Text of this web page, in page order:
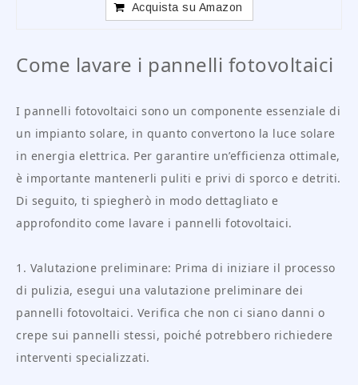
Acquista su Amazon
Come lavare i pannelli fotovoltaici
I pannelli fotovoltaici sono un componente essenziale di
un impianto solare, in quanto convertono la luce solare
in energia elettrica. Per garantire un’efficienza ottimale,
è importante mantenerli puliti e privi di sporco e detriti.
Di seguito, ti spiegherò in modo dettagliato e
approfondito come lavare i pannelli fotovoltaici.
1. Valutazione preliminare: Prima di iniziare il processo
di pulizia, esegui una valutazione preliminare dei
pannelli fotovoltaici. Verifica che non ci siano danni o
crepe sui pannelli stessi, poiché potrebbero richiedere
interventi specializzati.